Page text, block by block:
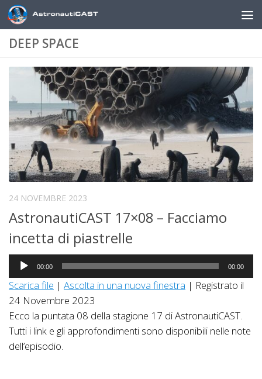
Sotto il contenuto
DEEP SPACE
24 NOVEMBRE 2023
AstronautiCAST 17×08 – Facciamo
incetta di piastrelle
Audio
Player
00:00 00:00
Scarica file | Ascolta in una nuova finestra | Registrato il
24 Novembre 2023
Ecco la puntata 08 della stagione 17 di AstronautiCAST.
Tutti i link e gli approfondimenti sono disponibili nelle note
dell’episodio.